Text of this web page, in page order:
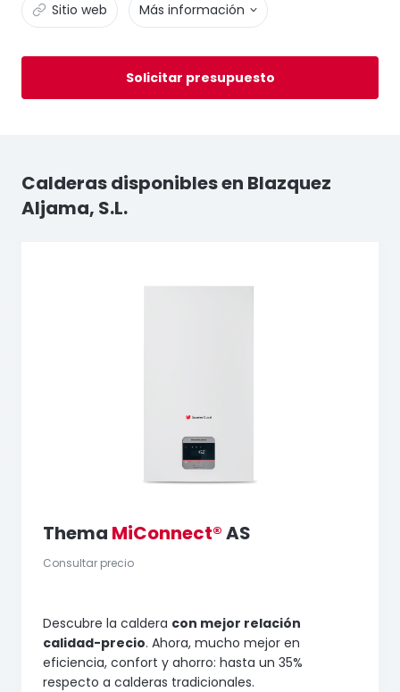
Sitio web Más información
Solicitar presupuesto
Calderas disponibles en Blazquez
Aljama, S.L.
Thema MiConnect®AS
Consultar precio
Descubre la caldera con mejor relación
calidad-precio. Ahora, mucho mejor en
eficiencia, confort y ahorro: hasta un 35%
respecto a calderas tradicionales.